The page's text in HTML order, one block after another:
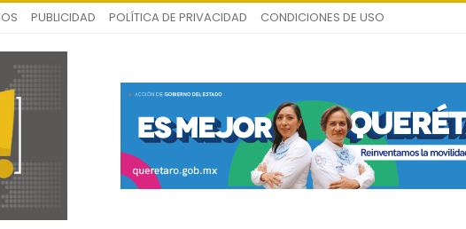
PUBLICIDAD POLÍTICA DE PRIVACIDAD CONDICIONES DE USO